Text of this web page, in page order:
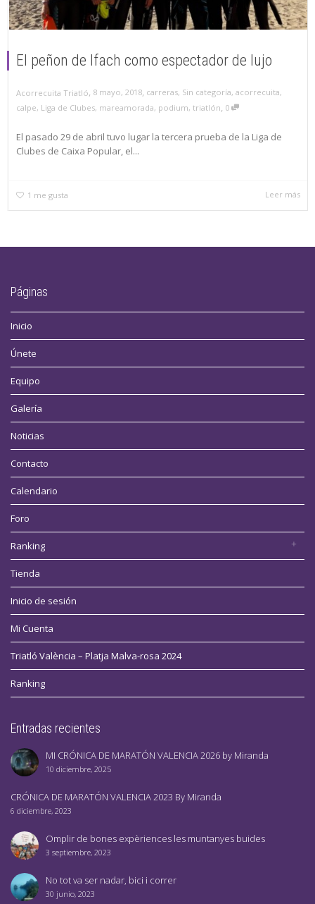
El peñon de Ifach como espectador de lujo
Acorrecuita Triatló, 8 mayo, 2018, carreras, Sin categoría, acorrecuita,
calpe, Liga de Clubes, mareamorada, podium, triatlón, 0
El pasado 29 de abril tuvo lugar la tercera prueba de la Liga de
Clubes de Caixa Popular, el...
1 me gusta Leer más
Páginas
Inicio
Únete
Equipo
Galería
Noticias
Contacto
Calendario
Foro
Ranking
Tienda
Inicio de sesión
Mi Cuenta
Triatló València – Platja Malva-rosa 2024
Ranking
Entradas recientes
MI CRÓNICA DE MARATÓN VALENCIA 2026 by Miranda
10 diciembre, 2025
CRÓNICA DE MARATÓN VALENCIA 2023 By Miranda
6 diciembre, 2023
Omplir de bones expèriences les muntanyes buides
3 septiembre, 2023
No tot va ser nadar, bici i correr
30 junio, 2023